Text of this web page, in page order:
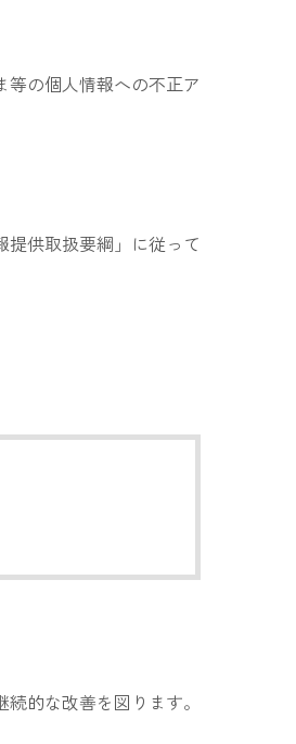
の個人情報への不正ア
供取扱要綱」に従って
的な改善を図ります。